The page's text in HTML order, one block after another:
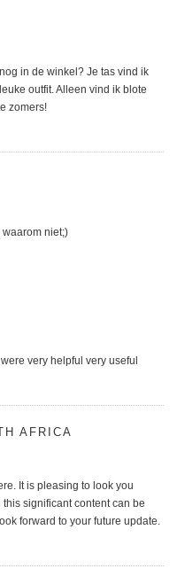
in de winkel? Je tas vind ik
outfit. Alleen vind ik blote
zomers!
niet;)
very helpful very useful
AFRICA
It is pleasing to look you
significant content can be
forward to your future update.